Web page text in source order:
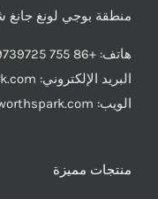
منطقة بوجي لونغ جانغ
هاتف: +86 755 29739725
البريد الإلكتروني:
الويب: www.worthspark.com
منتجات مميزة